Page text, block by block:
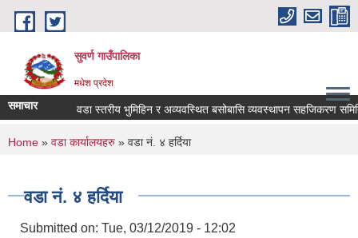
Skip to main content
सुवर्ण गाउँपालिका
मधेश प्रदेश
समाचार वडा स्तरीय भुमिहिन र अव्यवस्थित बसोबासि व्यवस्थापन सहजिकरण समिति
You are here
Home » वडा कार्यालयहरु » वडा नं. ४ हर्दिया
वडा नं. ४ हर्दिया
Submitted on: Tue, 03/12/2019 - 12:02